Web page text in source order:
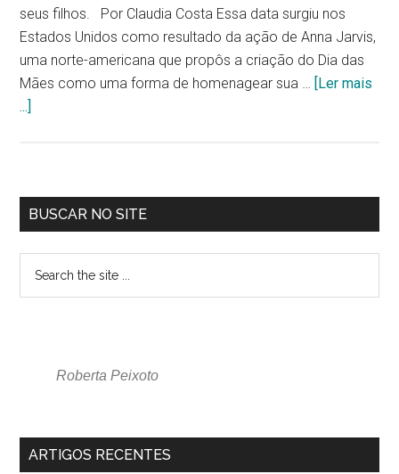
seus filhos. Por Claudia Costa Essa data surgiu nos
Estados Unidos como resultado da ação de Anna Jarvis,
uma norte-americana que propôs a criação do Dia das
Mães como uma forma de homenagear sua … [Ler mais
...]
BUSCAR NO SITE
Roberta Peixoto
ARTIGOS RECENTES